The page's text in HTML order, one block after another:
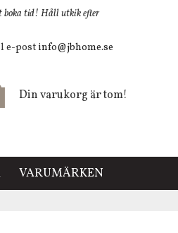
boka tid! Håll utkik efter
e-post info@jbhome.se
Din varukorg är tom!
VARUMÄRKEN